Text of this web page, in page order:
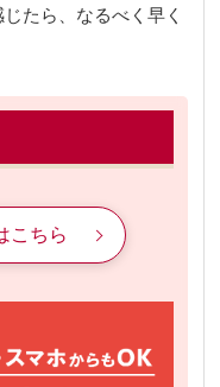
たら、なるべく早く
こちら